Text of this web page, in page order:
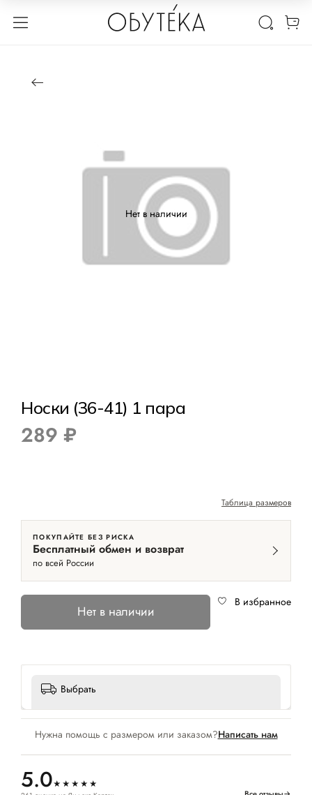
Нет в наличии
Носки (36-41) 1 пара
289 ₽
Таблица размеров
ПОКУПАЙТЕ БЕЗ РИСКА
Бесплатный обмен и возврат
по всей России
Нет в наличии
В избранное
Выбрать
Нужна помощь с размером или заказом?Написать нам
5.0★★★★★